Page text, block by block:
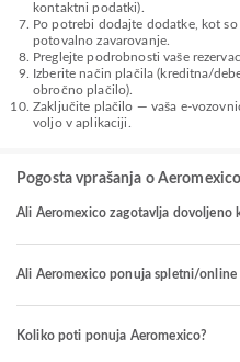
kontaktni podatki).
Po potrebi dodajte dodatke, kot
potovalno zavarovanje.
Preglejte podrobnosti vaše
Izberite način plačila (kreditna/
obročno plačilo).
Zaključite plačilo — vaša e-
voljo v aplikaciji.
Pogosta vprašanja o Aeromexico
Ali Aeromexico zagotavlja dovoljeno
Ali Aeromexico ponuja spletni/online
Koliko poti ponuja Aeromexico?